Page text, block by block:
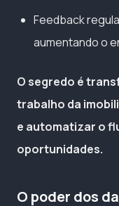
Feedback
aumentando o
O segredo é
trabalho da
e automatizar o
oportunidades.
O poder dos